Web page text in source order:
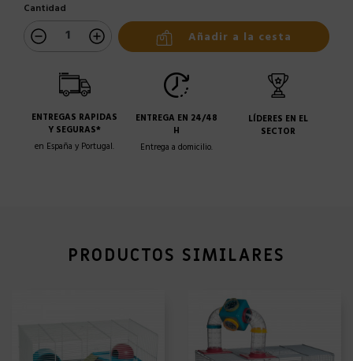
Cantidad
Añadir a la cesta
ENTREGAS RAPIDAS
Y SEGURAS*
en España y Portugal.
ENTREGA EN 24/48
H
Entrega a domicilio.
LÍDERES EN EL
SECTOR
PRODUCTOS SIMILARES